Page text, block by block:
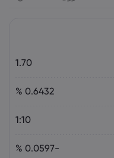
1.70
0.6432 %
1:10
-0.0597 %